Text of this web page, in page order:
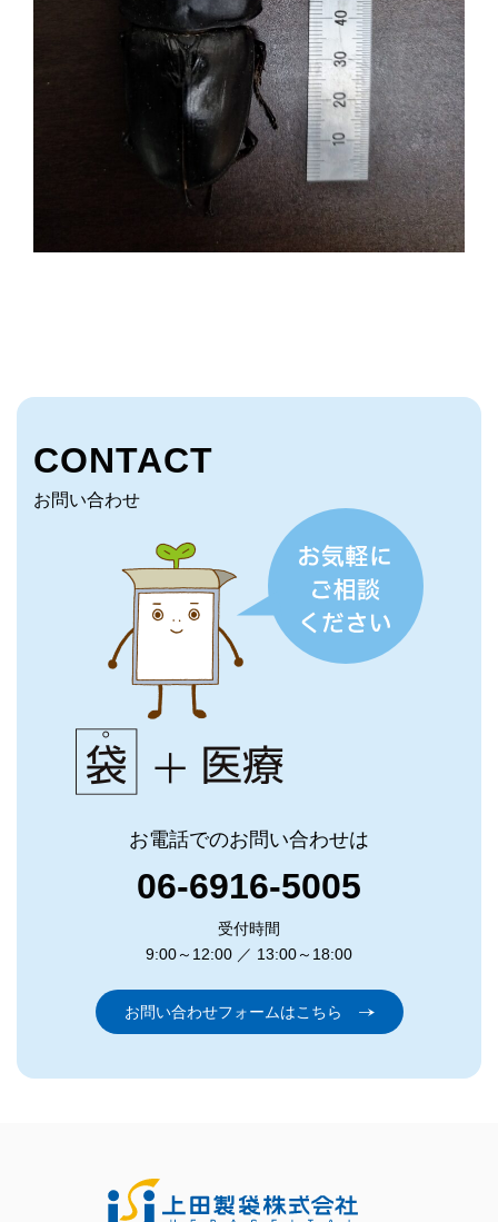
CONTACT
お問い合わせ
お電話でのお問い合わせは
06-6916-5005
受付時間
9:00～12:00 ／ 13:00～18:00
お問い合わせフォームはこちら